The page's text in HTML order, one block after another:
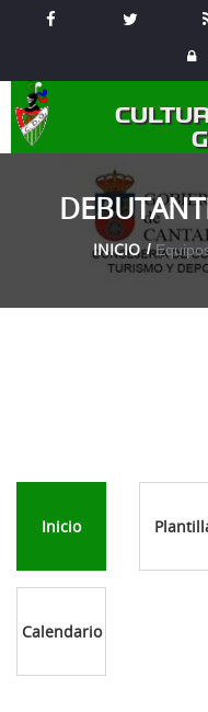
INICIO
Inicio
Calendario